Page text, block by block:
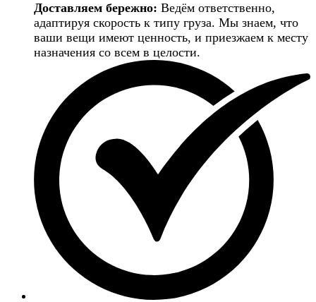
Доставляем бережно: Ведём ответственно,
адаптируя скорость к типу груза. Мы знаем, что
ваши вещи имеют ценность, и приезжаем к месту
назначения со всем в целости.